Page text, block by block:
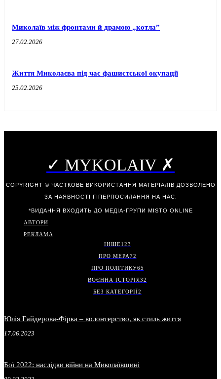
Миколаїв між фронтами й драмою „котла”
27.02.2026
Життя Миколаєва під час фашистської окупації
25.02.2026
✓ MYKOLAIV ✗
COPYRIGHT © ЧАСТКОВЕ ВИКОРИСТАННЯ МАТЕРІАЛІВ ДОЗВОЛЕНО
ЗА НАЯВНОСТІ ГІПЕРПОСИЛАННЯ НА НАС.
*ВИДАННЯ ВХОДИТЬ ДО МЕДІА-ГРУПИ MISTO ONLINE
АВТОРИ
РЕКЛАМА
ІНШЕ123
ПРО МЕРА72
ПРО ПОЛІТИКУ65
ВОЄННА ІСТОРІЯ32
БЕЗ КАТЕГОРІЇ2
Юлія Гайдерова-Фірка – волонтерство, як стиль життя
17.06.2023
Бої 2022: наслідки війни на Миколаївщині